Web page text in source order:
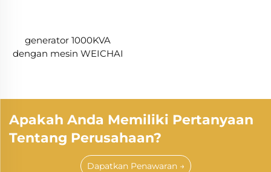
generator 1000KVA
dengan mesin WEICHAI
Apakah Anda Memiliki Pertanyaan
Tentang Perusahaan?
Dapatkan Penawaran →